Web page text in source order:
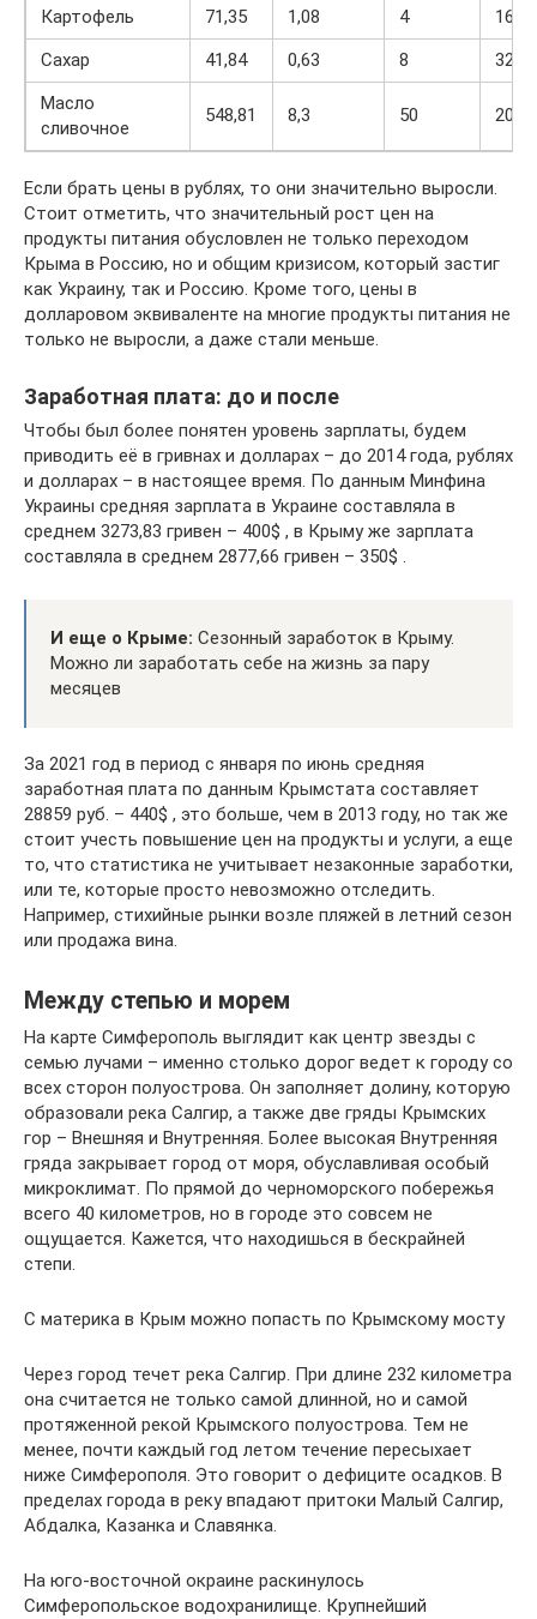
Картофель 71,35 1,08 4
16
Сахар
41,84 0,63 8
32
Масло
сливочное
548,81 8,3 50 200
Если брать цены в рублях, то они значительно выросли.
Стоит отметить, что значительный рост цен на
продукты питания обусловлен не только переходом
Крыма в Россию, но и общим кризисом, который застиг
как Украину, так и Россию. Кроме того, цены в
долларовом эквиваленте на многие продукты питания не
только не выросли, а даже стали меньше.
Заработная плата: до и после
Чтобы был более понятен уровень зарплаты, будем
приводить её в гривнах и долларах – до 2014 года, рублях
и долларах – в настоящее время. По данным Минфина
Украины средняя зарплата в Украине составляла в
среднем 3273,83 гривен – 400$ , в Крыму же зарплата
составляла в среднем 2877,66 гривен – 350$ .
И еще о Крыме: Сезонный заработок в Крыму.
Можно ли заработать себе на жизнь за пару
месяцев
За 2021 год в период с января по июнь средняя
заработная плата по данным Крымстата составляет
28859 руб. – 440$ , это больше, чем в 2013 году, но так же
стоит учесть повышение цен на продукты и услуги, а еще
то, что статистика не учитывает незаконные заработки,
или те, которые просто невозможно отследить.
Например, стихийные рынки возле пляжей в летний сезон
или продажа вина.
Между степью и морем
На карте Симферополь выглядит как центр звезды с
семью лучами – именно столько дорог ведет к городу со
всех сторон полуострова. Он заполняет долину, которую
образовали река Салгир, а также две гряды Крымских
гор – Внешняя и Внутренняя. Более высокая Внутренняя
гряда закрывает город от моря, обуславливая особый
микроклимат. По прямой до черноморского побережья
всего 40 километров, но в городе это совсем не
ощущается. Кажется, что находишься в бескрайней
степи.
С материка в Крым можно попасть по Крымскому мосту
Через город течет река Салгир. При длине 232 километра
она считается не только самой длинной, но и самой
протяженной рекой Крымского полуострова. Тем не
менее, почти каждый год летом течение пересыхает
ниже Симферополя. Это говорит о дефиците осадков. В
пределах города в реку впадают притоки Малый Салгир,
Абдалка, Казанка и Славянка.
На юго-восточной окраине раскинулось
Симферопольское водохранилище. Крупнейший